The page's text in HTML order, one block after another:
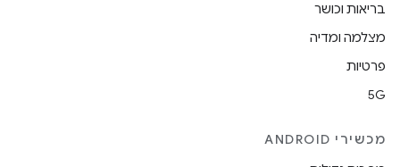
בריאות וכושר
מצלמה ומדיה
פרטיות
5G
מכשירי ANDROID